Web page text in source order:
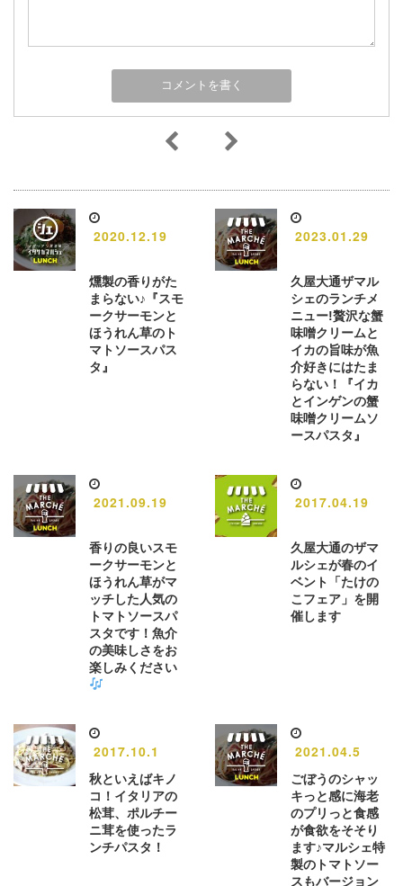
2020.12.19
燻製の香りがた
まらない♪『スモ
ークサーモンと
ほうれん草のト
マトソースパス
タ』
2023.01.29
久屋大通ザマル
シェのランチメ
ニュー!贅沢な蟹
味噌クリームと
イカの旨味が魚
介好きにはたま
らない！『イカ
とインゲンの蟹
味噌クリームソ
ースパスタ』
2021.09.19
香りの良いスモ
ークサーモンと
ほうれん草がマ
ッチした人気の
トマトソースパ
スタです！魚介
の美味しさをお
楽しみください
2017.04.19
久屋大通のザマ
ルシェが春のイ
ベント「たけの
こフェア」を開
催します
2017.10.1
秋といえばキノ
コ！イタリアの
松茸、ポルチー
ニ茸を使ったラ
ンチパスタ！
2021.04.5
ごぼうのシャッ
キっと感に海老
のプリっと食感
が食欲をそそり
ます♪マルシェ特
製のトマトソー
スもバージョン